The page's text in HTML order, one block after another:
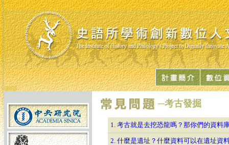
─考古發掘
1. 考古就是去挖恐龍嗎？那你們的資料
2. 什麼是遺址？什麼資料可以在遺址資